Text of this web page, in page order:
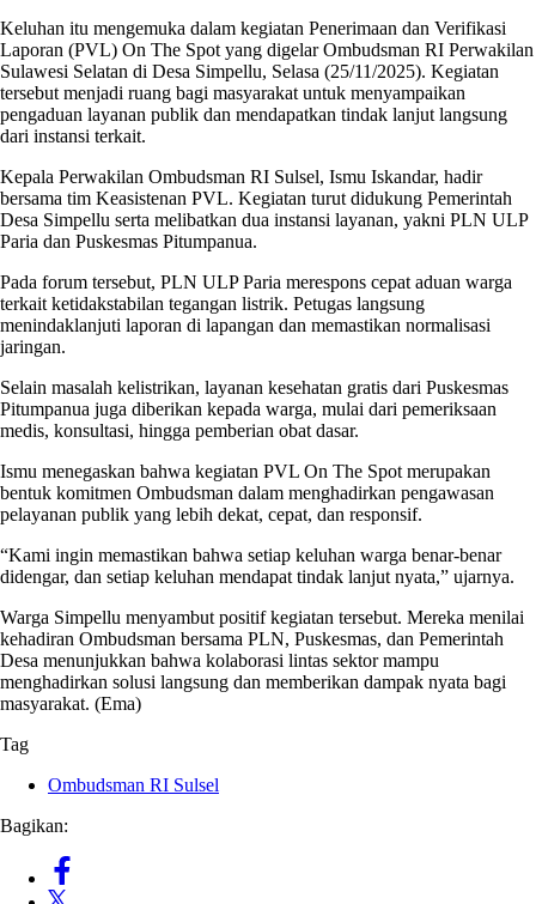
Keluhan itu mengemuka dalam kegiatan Penerimaan dan Verifikasi
Laporan (PVL) On The Spot yang digelar Ombudsman RI Perwakilan
Sulawesi Selatan di Desa Simpellu, Selasa (25/11/2025). Kegiatan
tersebut menjadi ruang bagi masyarakat untuk menyampaikan
pengaduan layanan publik dan mendapatkan tindak lanjut langsung
dari instansi terkait.
Kepala Perwakilan Ombudsman RI Sulsel, Ismu Iskandar, hadir
bersama tim Keasistenan PVL. Kegiatan turut didukung Pemerintah
Desa Simpellu serta melibatkan dua instansi layanan, yakni PLN ULP
Paria dan Puskesmas Pitumpanua.
Pada forum tersebut, PLN ULP Paria merespons cepat aduan warga
terkait ketidakstabilan tegangan listrik. Petugas langsung
menindaklanjuti laporan di lapangan dan memastikan normalisasi
jaringan.
Selain masalah kelistrikan, layanan kesehatan gratis dari Puskesmas
Pitumpanua juga diberikan kepada warga, mulai dari pemeriksaan
medis, konsultasi, hingga pemberian obat dasar.
Ismu menegaskan bahwa kegiatan PVL On The Spot merupakan
bentuk komitmen Ombudsman dalam menghadirkan pengawasan
pelayanan publik yang lebih dekat, cepat, dan responsif.
“Kami ingin memastikan bahwa setiap keluhan warga benar-benar
didengar, dan setiap keluhan mendapat tindak lanjut nyata,” ujarnya.
Warga Simpellu menyambut positif kegiatan tersebut. Mereka menilai
kehadiran Ombudsman bersama PLN, Puskesmas, dan Pemerintah
Desa menunjukkan bahwa kolaborasi lintas sektor mampu
menghadirkan solusi langsung dan memberikan dampak nyata bagi
masyarakat. (Ema)
Tag
Ombudsman RI Sulsel
Bagikan: